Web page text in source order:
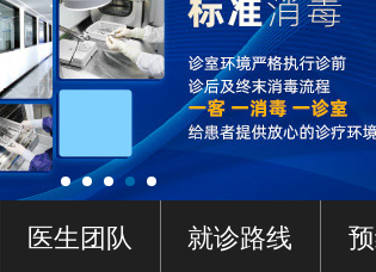
医生团队 就诊路线